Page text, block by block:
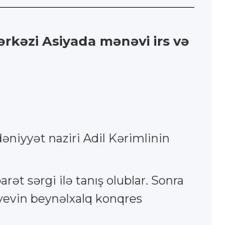
Asiyada mənəvi irs və
naziri Adil Kərimlinin
sərgi ilə tanış olublar. Sonra
beynəlxalq konqres